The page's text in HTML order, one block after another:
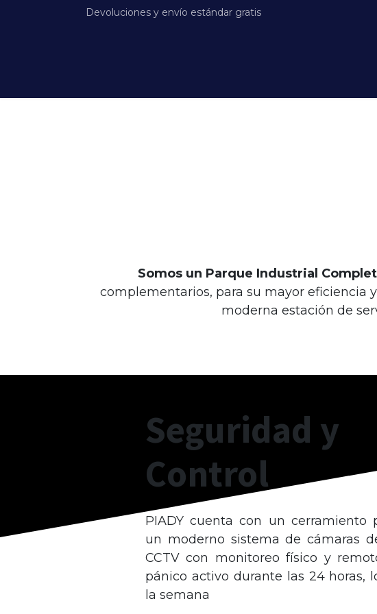
Devoluciones y envío estándar gratis
Somos un Parque Industrial
complementarios, para su mayor eficiencia
moderna estación de
Seguridad y
Control
PIADY cuenta con un cerramiento
un moderno sistema de cámaras
CCTV con monitoreo físico y
pánico activo durante las 24 horas,
la semana